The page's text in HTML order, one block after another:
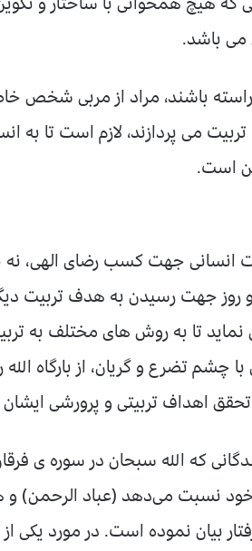
می باشد.
آراسته باشند، مراد از مربی شخص
می پردازند، لازم است تا به
است.
انسانی جهت کسب رضای الهی،
روز جهت رسیدن به هدف تربیت
تا به روش های مختلف به
چشم تضرع و گریان، از بارگاه
اهداف تربیتی و پرورشی
که الله سبحان در سوره ی
نسبت می‌دهد (عباد الرحمن)
بیان نموده است. در مورد یکی